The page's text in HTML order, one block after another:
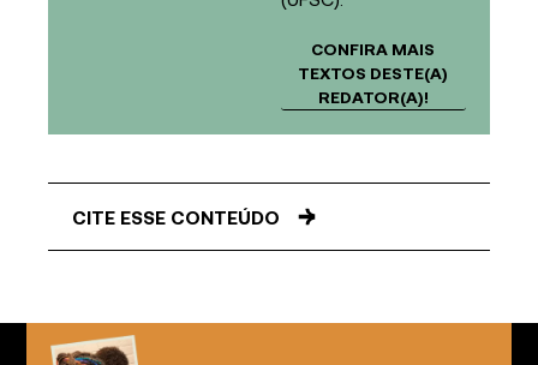
CONFIRA MAIS
TEXTOS DESTE(A)
REDATOR(A)!
CITE ESSE CONTEÚDO